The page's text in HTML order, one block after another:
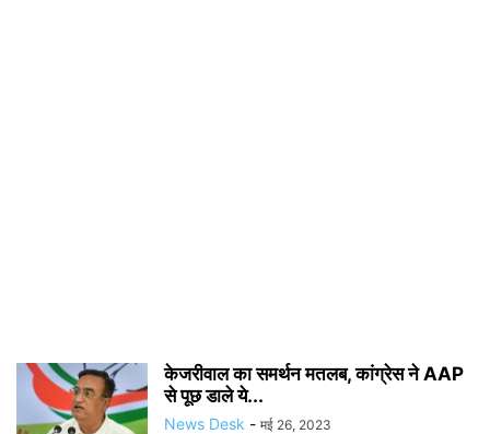
केजरीवाल का समर्थन मतलब, कांग्रेस ने AAP
से पूछ डाले ये...
News Desk - मई 26, 2023